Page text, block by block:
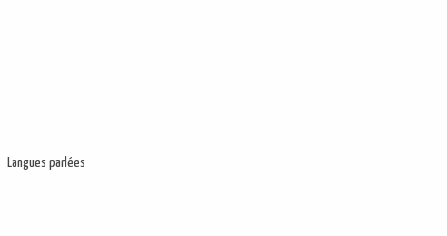
Langues parlées
Langues parlées